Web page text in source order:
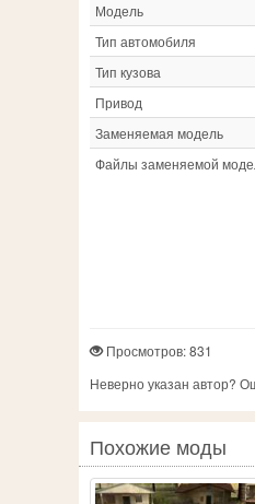
Модель
Тип автомобиля
Тип кузова
Привод
Заменяемая модель
Файлы заменяемой
Просмотров: 831
Неверно указан автор?
Похожие моды